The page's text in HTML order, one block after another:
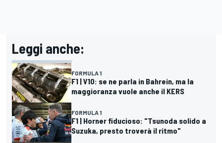
Leggi anche:
FORMULA 1
F1 | V10: se ne parla in Bahrein, ma la
maggioranza vuole anche il KERS
FORMULA 1
F1 | Horner fiducioso: "Tsunoda solido a
Suzuka, presto troverà il ritmo"